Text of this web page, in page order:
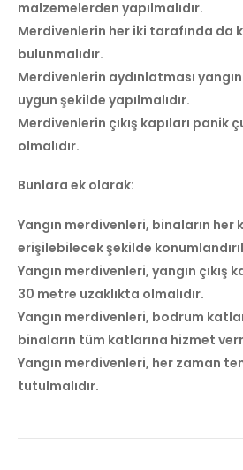
malzemelerden yapılmalıdır.
Merdivenlerin her iki tarafında da
bulunmalıdır.
Merdivenlerin aydınlatması
uygun şekilde yapılmalıdır.
Merdivenlerin çıkış kapıları panik
olmalıdır.
Bunlara ek olarak:
Yangın merdivenleri, binaların her
erişilebilecek şekilde
Yangın merdivenleri, yangın çıkış
30 metre uzaklıkta olmalıdır.
Yangın merdivenleri, bodrum
binaların tüm katlarına hizmet
Yangın merdivenleri, her zaman
tutulmalıdır.